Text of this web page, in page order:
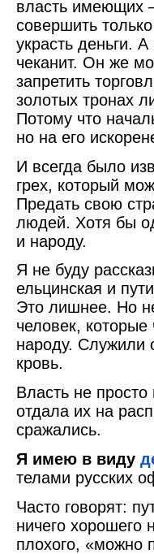
власть имеющих
совершить
украсть деньги.
чеканит. Он же
запретить
золотых тронах
Потому что
но на его
И всегда было
грех, который
Предать свою
людей. Хотя бы
и народу.
Я не буду
ельцинская и
Это лишнее. Но
человек,
народу. Служили
кровь.
Власть не
отдала их на
сражались.
Я имею в виду
телами русских
Часто говорят:
ничего хорошего
плохого, «можно